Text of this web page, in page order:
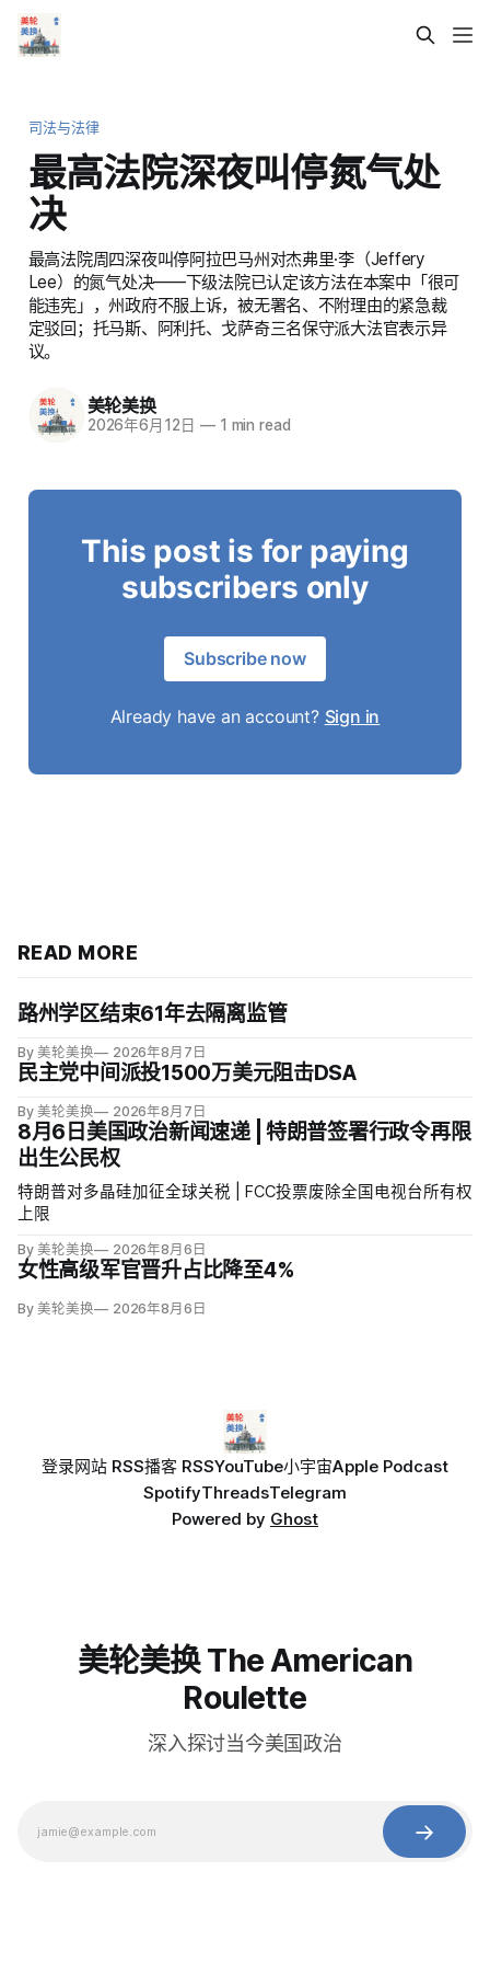
司法与法律
最高法院深夜叫停氮气处
决
最高法院周四深夜叫停阿拉巴马州对杰弗里·李（Jeffery
Lee）的氮气处决——下级法院已认定该方法在本案中「很可
能违宪」，州政府不服上诉，被无署名、不附理由的紧急裁
定驳回；托马斯、阿利托、戈萨奇三名保守派大法官表示异
议。
美轮美换
2026年6月12日 —1 min read
This post is for paying
subscribers only
Subscribe now
Already have an account? Sign in
READ MORE
路州学区结束61年去隔离监管
By 美轮美换 2026年8月7日
民主党中间派投1500万美元阻击DSA
By 美轮美换 2026年8月7日
8月6日美国政治新闻速递 | 特朗普签署行政令再限
出生公民权
特朗普对多晶硅加征全球关税 | FCC投票废除全国电视台所有权
上限
By 美轮美换 2026年8月6日
女性高级军官晋升占比降至4%
By 美轮美换 2026年8月6日
登录网站 RSS播客 RSSYouTube小宇宙Apple Podcast
SpotifyThreadsTelegram
Powered by Ghost
美轮美换 The American
Roulette
深入探讨当今美国政治